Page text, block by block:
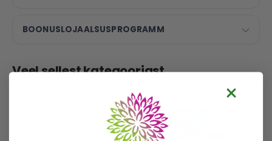
BOONUSLOJAALSUSPROGRAMM
Veel sellest kategooriast